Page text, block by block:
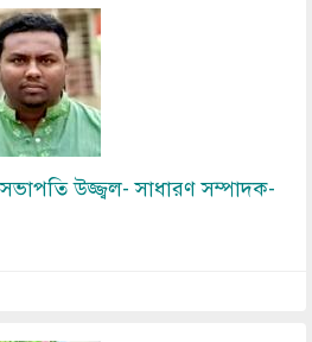
উজ্জ্বল- সাধারণ সম্পাদক-